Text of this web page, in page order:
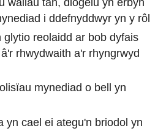
waliau tân, diogelu yn erbyn
i ddefnyddwyr yn y rôl
glytio reolaidd ar bob dyfais
rhwydwaith a'r rhyngrwyd
mynediad o bell yn
yn cael ei ategu'n briodol yn